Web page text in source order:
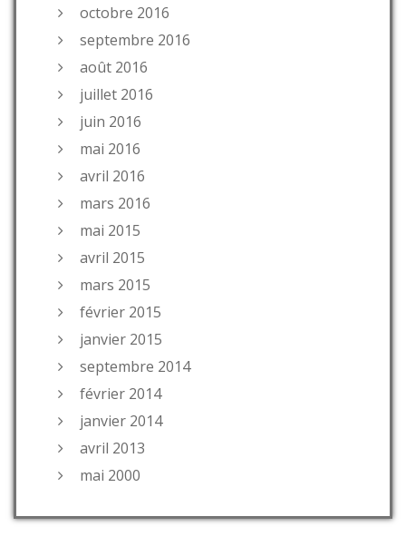
octobre 2016
septembre 2016
août 2016
juillet 2016
juin 2016
mai 2016
avril 2016
mars 2016
mai 2015
avril 2015
mars 2015
février 2015
janvier 2015
septembre 2014
février 2014
janvier 2014
avril 2013
mai 2000